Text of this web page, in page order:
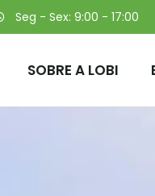
Seg - Sex: 9:00 - 17:00
SOBRE A LOBI